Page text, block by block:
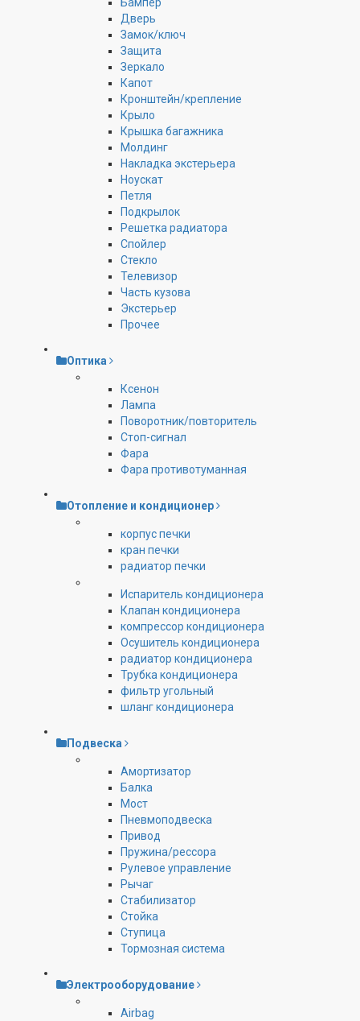
Бампер
Дверь
Замок/ключ
Защита
Зеркало
Капот
Кронштейн/крепление
Крыло
Крышка багажника
Молдинг
Накладка экстерьера
Ноускат
Петля
Подкрылок
Решетка радиатора
Спойлер
Стекло
Телевизор
Часть кузова
Экстерьер
Прочее
Оптика
Ксенон
Лампа
Поворотник/повторитель
Стоп-сигнал
Фара
Фара противотуманная
Отопление и кондиционер
корпус печки
кран печки
радиатор печки
Испаритель кондиционера
Клапан кондиционера
компрессор кондиционера
Осушитель кондиционера
радиатор кондиционера
Трубка кондиционера
фильтр угольный
шланг кондиционера
Подвеска
Амортизатор
Балка
Мост
Пневмоподвеска
Привод
Пружина/рессора
Рулевое управление
Рычаг
Стабилизатор
Стойка
Ступица
Тормозная система
Электрооборудование
Airbag